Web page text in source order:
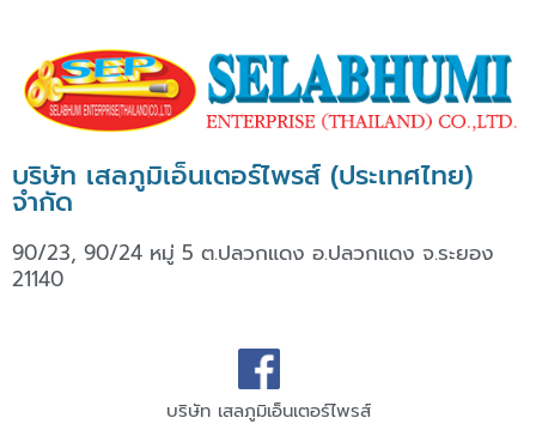
บริษัท เสลภูมิเอ็นเตอร์ไพรส์ (ประเทศไทย)
จำกัด
90/23, 90/24 หมู่ 5 ต.ปลวกแดง อ.ปลวกแดง จ.ระยอง
21140
บริษัท เสลภูมิเอ็นเตอร์ไพรส์